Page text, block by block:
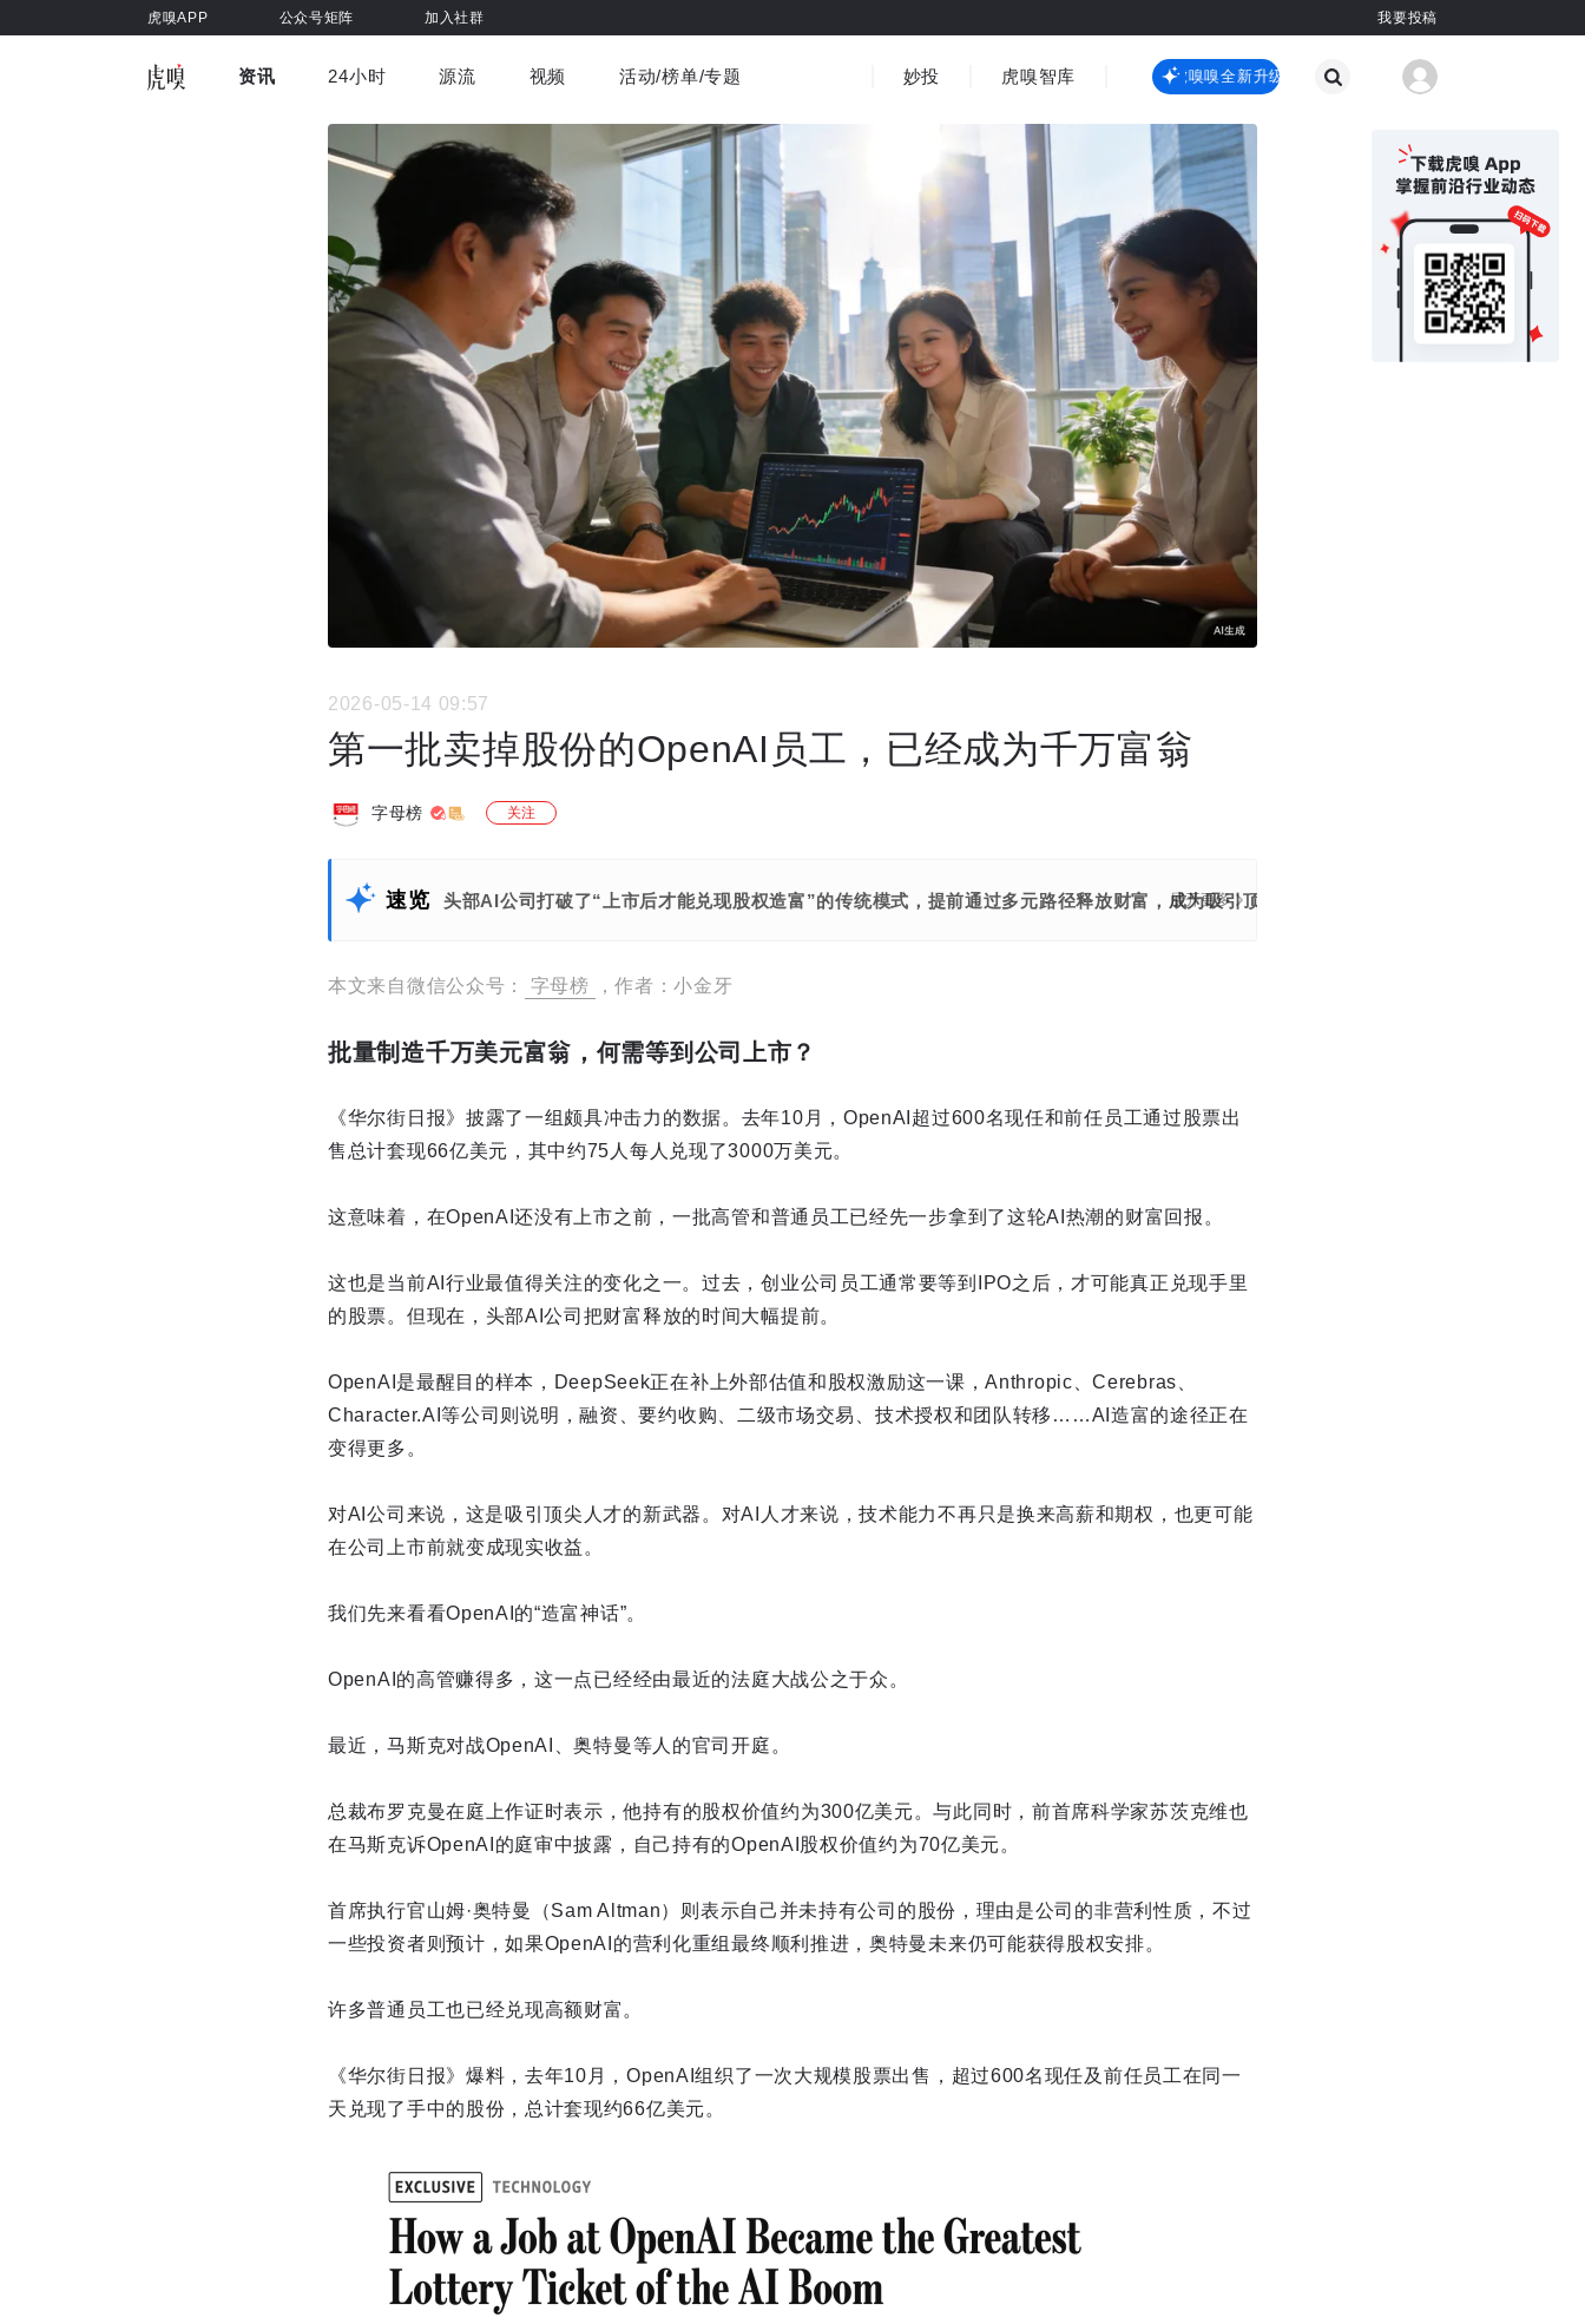
虎嗅APP 公众号矩阵 加入社群 我要投稿
资讯
车与出行 商业消费 社会文化 金融财经
国际热点
健康 书影音
24小时 源流 视频
虎嗅视界 视频精选
活动/榜单/专题 妙投 虎嗅智库 虎嗅嗅全新升级 虎嗅嗅全新升级
2026-05-14 09:57
第一批卖掉股份的OpenAI员工，已经成为千万富翁
字母榜 关注
速览 头部AI公司打破了“上市后才能兑现股权造富”的传统模式，提前通过多元路径释放财富，成为吸引顶尖AI人才的新方式。
展开更多
本文来自微信公众号： 字母榜 ，作者：小金牙
批量制造千万美元富翁，何需等到公司上市？
《华尔街日报》披露了一组颇具冲击力的数据。去年10月，OpenAI超过600名现任和前任员工通过股票出
售总计套现66亿美元，其中约75人每人兑现了3000万美元。
这意味着，在OpenAI还没有上市之前，一批高管和普通员工已经先一步拿到了这轮AI热潮的财富回报。
这也是当前AI行业最值得关注的变化之一。过去，创业公司员工通常要等到IPO之后，才可能真正兑现手里
的股票。但现在，头部AI公司把财富释放的时间大幅提前。
OpenAI是最醒目的样本，DeepSeek正在补上外部估值和股权激励这一课，Anthropic、Cerebras、
Character.AI等公司则说明，融资、要约收购、二级市场交易、技术授权和团队转移……AI造富的途径正在
变得更多。
对AI公司来说，这是吸引顶尖人才的新武器。对AI人才来说，技术能力不再只是换来高薪和期权，也更可能
在公司上市前就变成现实收益。
我们先来看看OpenAI的“造富神话”。
OpenAI的高管赚得多，这一点已经经由最近的法庭大战公之于众。
最近，马斯克对战OpenAI、奥特曼等人的官司开庭。
总裁布罗克曼在庭上作证时表示，他持有的股权价值约为300亿美元。与此同时，前首席科学家苏茨克维也
在马斯克诉OpenAI的庭审中披露，自己持有的OpenAI股权价值约为70亿美元。
首席执行官山姆·奥特曼（Sam Altman）则表示自己并未持有公司的股份，理由是公司的非营利性质，不过
一些投资者则预计，如果OpenAI的营利化重组最终顺利推进，奥特曼未来仍可能获得股权安排。
许多普通员工也已经兑现高额财富。
《华尔街日报》爆料，去年10月，OpenAI组织了一次大规模股票出售，超过600名现任及前任员工在同一
天兑现了手中的股份，总计套现约66亿美元。